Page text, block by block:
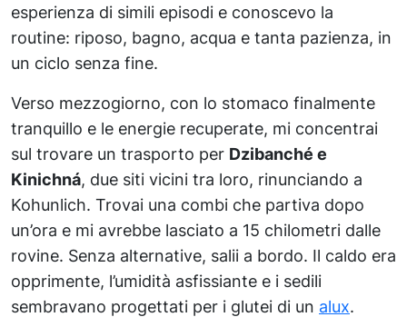
esperienza di simili episodi e conoscevo la
routine: riposo, bagno, acqua e tanta pazienza, in
un ciclo senza fine.
Verso mezzogiorno, con lo stomaco finalmente
tranquillo e le energie recuperate, mi concentrai
sul trovare un trasporto per Dzibanché e
Kinichná, due siti vicini tra loro, rinunciando a
Kohunlich. Trovai una combi che partiva dopo
un’ora e mi avrebbe lasciato a 15 chilometri dalle
rovine. Senza alternative, salii a bordo. Il caldo era
opprimente, l’umidità asfissiante e i sedili
sembravano progettati per i glutei di un alux.